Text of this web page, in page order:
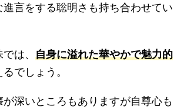
進言をする聡明さも持ち合わせてい
は、 自身に溢れた華やかで魅力的
でしょう。
が深いところもありますが自尊心も